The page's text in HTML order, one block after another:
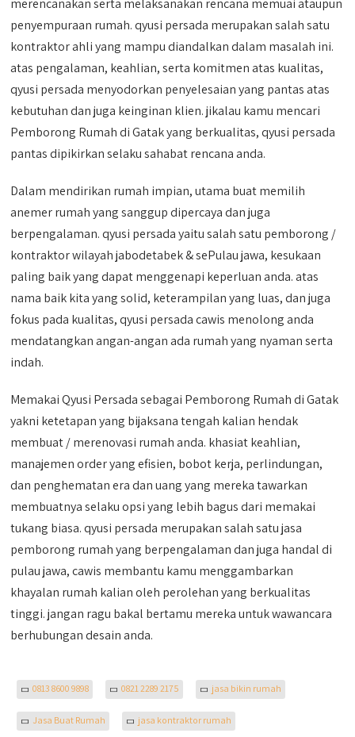
merencanakan serta melaksanakan rencana memuai ataupun
penyempuraan rumah. qyusi persada merupakan salah satu
kontraktor ahli yang mampu diandalkan dalam masalah ini.
atas pengalaman, keahlian, serta komitmen atas kualitas,
qyusi persada menyodorkan penyelesaian yang pantas atas
kebutuhan dan juga keinginan klien. jikalau kamu mencari
Pemborong Rumah di Gatak yang berkualitas, qyusi persada
pantas dipikirkan selaku sahabat rencana anda.
Dalam mendirikan rumah impian, utama buat memilih
anemer rumah yang sanggup dipercaya dan juga
berpengalaman. qyusi persada yaitu salah satu pemborong /
kontraktor wilayah jabodetabek & sePulau jawa, kesukaan
paling baik yang dapat menggenapi keperluan anda. atas
nama baik kita yang solid, keterampilan yang luas, dan juga
fokus pada kualitas, qyusi persada cawis menolong anda
mendatangkan angan-angan ada rumah yang nyaman serta
indah.
Memakai Qyusi Persada sebagai Pemborong Rumah di Gatak
yakni ketetapan yang bijaksana tengah kalian hendak
membuat / merenovasi rumah anda. khasiat keahlian,
manajemen order yang efisien, bobot kerja, perlindungan,
dan penghematan era dan uang yang mereka tawarkan
membuatnya selaku opsi yang lebih bagus dari memakai
tukang biasa. qyusi persada merupakan salah satu jasa
pemborong rumah yang berpengalaman dan juga handal di
pulau jawa, cawis membantu kamu menggambarkan
khayalan rumah kalian oleh perolehan yang berkualitas
tinggi. jangan ragu bakal bertamu mereka untuk wawancara
berhubungan desain anda.
0813 8600 9898 0821 2289 2175 jasa bikin rumah
Jasa Buat Rumah jasa kontraktor rumah